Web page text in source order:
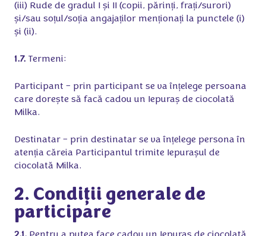
(iii) Rude de gradul I și II (copii, părinți, frați/surori)
și/sau soțul/soția angajaților menționați la punctele (i)
și (ii).
1.7. Termeni:
Participant – prin participant se va înțelege persoana
care dorește să facă cadou un Iepuraș de ciocolată
Milka.
Destinatar – prin destinatar se va înțelege persona în
atenția căreia Participantul trimite Iepurașul de
ciocolată Milka.
2. Condiții generale de
participare